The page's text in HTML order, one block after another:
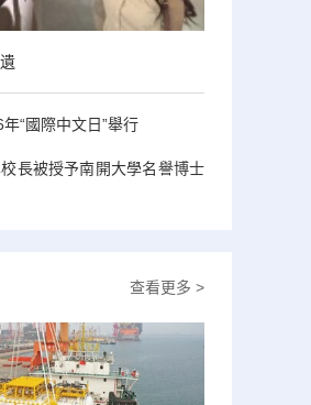
“國際中文日”舉行
長被授予南開大學名譽博士
查看更多 >